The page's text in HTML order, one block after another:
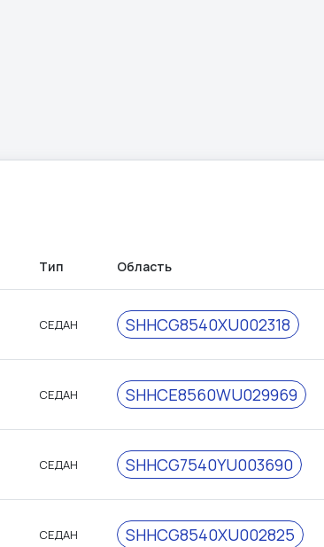
Тип Область
СЕДАН SHHCG8540XU002318
СЕДАН SHHCE8560WU029969
СЕДАН SHHCG7540YU003690
СЕДАН SHHCG8540XU002825